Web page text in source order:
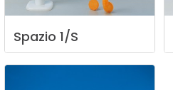
Spazio 1/S